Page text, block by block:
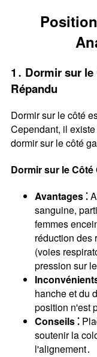
1․ Dormir sur le
Répandu
Dormir sur le côté
Cependant, il
dormir sur le côté
Dormir sur le Côté
Avantages ⁚
sanguine,
femmes
réduction des
(voies
pression sur
hanche et du
position n'est
Conseils ⁚
soutenir la
l'alignement․